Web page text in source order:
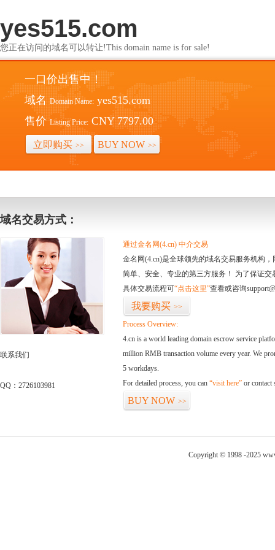
yes515.com
您正在访问的域名可以转让!This domain name is for sale!
一口价出售中！
域名 Domain Name: yes515.com
售价 Listing Price: CNY 7797.00
立即购买 >> BUY NOW >>
域名交易方式：
联系我们
QQ：2726103981
通过金名网(4.cn) 中介交易
金名网(4.cn)是全球领先的域名交易服务机构
简单、安全、专业的第三方服务！ 为了保证
具体交易流程可“点击这里”查看或咨询
我要购买 >>
Process Overview:
4.cn is a world leading domain escrow service
million RMB transaction volume every year. We
5 workdays.
For detailed process, you can “visit here” or contact
BUY NOW >>
Copyright © 1998 -2025